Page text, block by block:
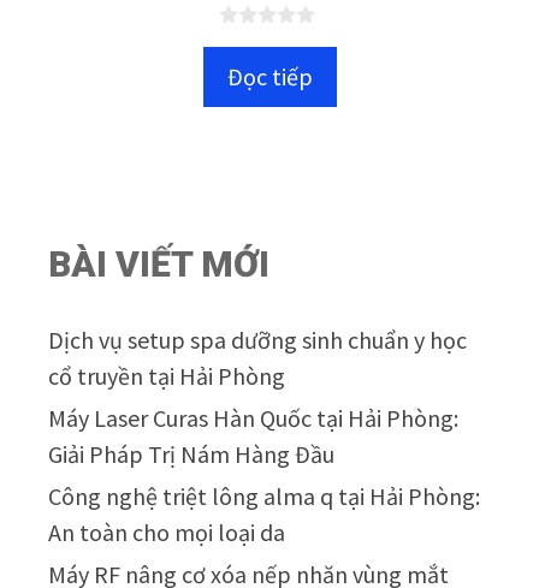
gĐọc tiếp
BÀI VIẾT MỚI
Dịch vụ setup spa dưỡng sinh chuẩn y học
cổ truyền tại Hải Phòng
Máy Laser Curas Hàn Quốc tại Hải Phòng:
Giải Pháp Trị Nám Hàng Đầu
Công nghệ triệt lông alma q tại Hải Phòng:
An toàn cho mọi loại da
Máy RF nâng cơ xóa nếp nhăn vùng mắt